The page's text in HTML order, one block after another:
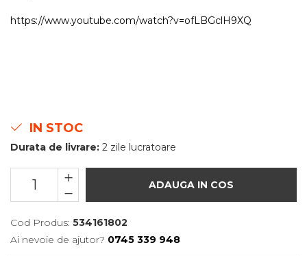
https://www.youtube.com/watch?v=ofLBGclH9XQ
IN STOC
Durata de livrare: 2 zile lucratoare
ADAUGA IN COS
Cod Produs: 534161802
Ai nevoie de ajutor? 0745 339 948